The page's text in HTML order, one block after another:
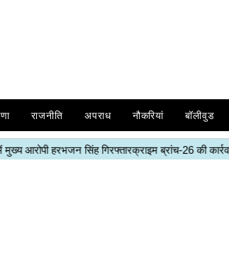
राजनीति अपराध नौकरियां बॉलीवुड